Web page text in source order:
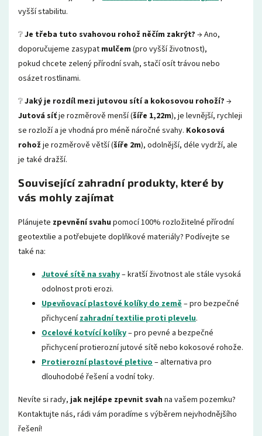
vyšší stabilitu.
❔Je třeba tuto svahovou rohož něčím zakrýt? → Ano,
doporučujeme zasypat mulčem (pro vyšší životnost),
pokud chcete zelený přírodní svah, stačí osít trávou nebo
osázet rostlinami.
❔Jaký je rozdíl mezi jutovou sítí a kokosovou rohoží? →
Jutová síťje rozměrově menší (šíře 1,22m), je levnější, rychleji
se rozloží a je vhodná pro méně náročné svahy. Kokosová
rohož je rozměrově větší (šíře 2m), odolnější, déle vydrží, ale
je také dražší.
Související zahradní produkty, které by
vás mohly zajímat
Plánujete zpevnění svahu pomocí 100% rozložitelné přírodní
geotextilie a potřebujete doplňkové materiály? Podívejte se
také na:
Jutové sítě na svahy– kratší životnost ale stále vysoká
odolnost proti erozi.
Upevňovací plastové kolíky do země– pro bezpečné
přichycenízahradní textilie proti plevelu.
Ocelové kotvící kolíky– pro pevné a bezpečné
přichycení protierozní jutové sítě nebo kokosové rohože.
Protierozní plastové pletivo– alternativa pro
dlouhodobé řešení a vodní toky.
Nevíte si rady,jak nejlépe zpevnit svah na vašem pozemku?
Kontaktujte nás, rádi vám poradíme s výběrem nejvhodnějšího
řešení!